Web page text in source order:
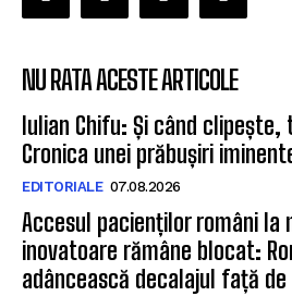
NU RATA ACESTE ARTICOLE
Iulian Chifu: Și când
Cronica unei prăbușiri
EDITORIALE 07.08.2026
Accesul pacienților români la
inovatoare rămâne blocat:
adâncească decalajul față de